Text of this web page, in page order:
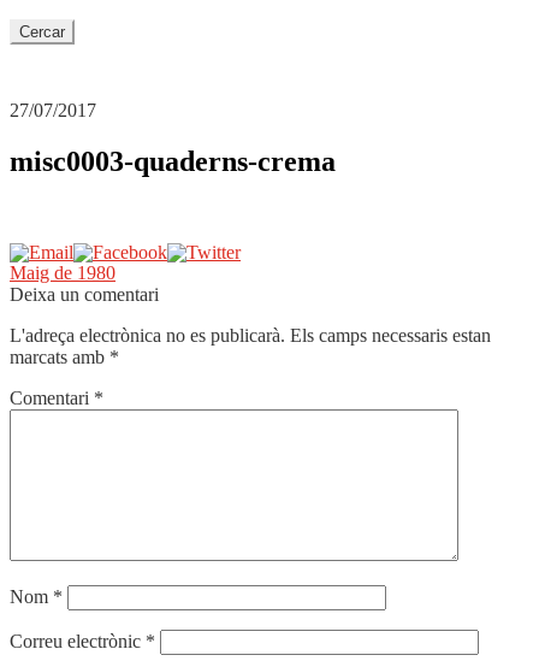
27/07/2017
misc0003-quaderns-crema
Navegació
d'entrades
Entrada
anterior:
Maig de 1980
Deixa un comentari
L'adreça electrònica no es publicarà. Els camps necessaris estan
marcats amb *
Comentari *
Nom *
Correu electrònic *